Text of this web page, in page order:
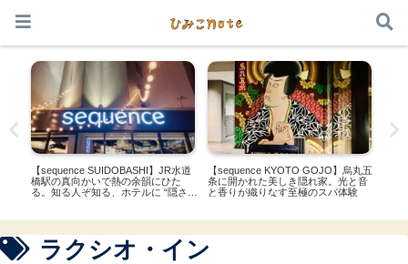
【sequence SUIDOBASHI】JR水道
橋駅の真向かいで熱の余韻にひた
る。知る人ぞ知る、ホテルに “隠され
【sequence KYOTO GOJO】烏丸五
条に開かれた美しき隠れ家。光と音
と香りが織りなす至極のスパ体験
ラクシオ・イン